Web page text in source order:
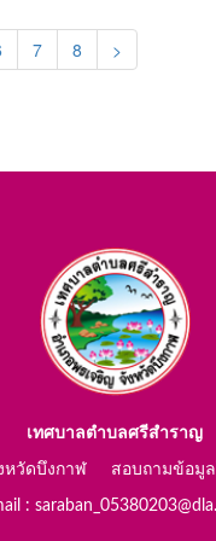
7 8 >
เทศบาลตำบลศรีสำราญ
งหวัดบึงกาฬ สอบถามข้อมูล
: